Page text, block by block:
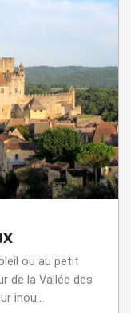
ou au petit
de la Vallée des
inou...